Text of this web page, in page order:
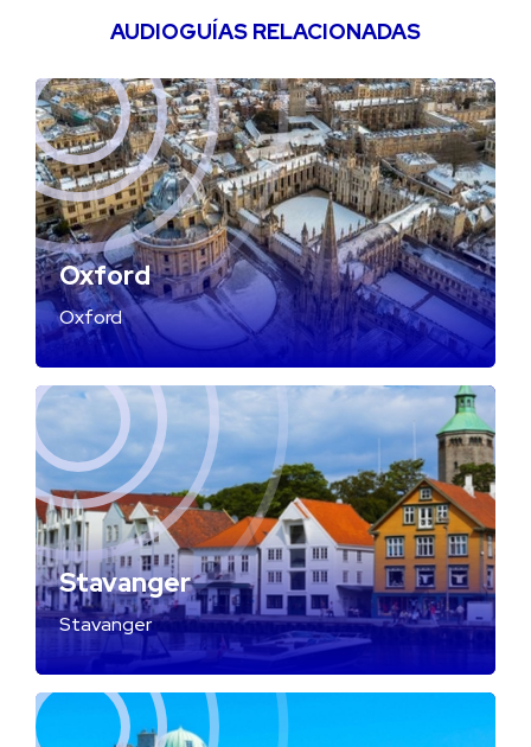
AUDIOGUÍAS RELACIONADAS
Oxford
Oxford
Stavanger
Stavanger